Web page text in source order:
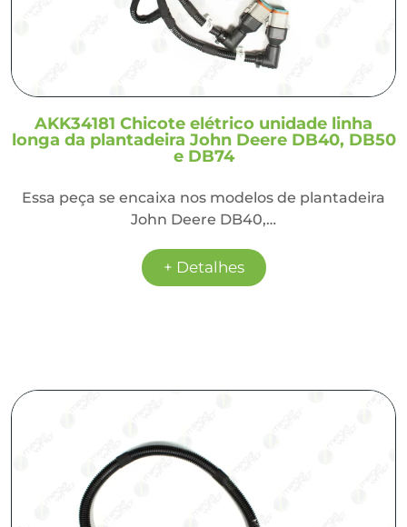
AKK34181 Chicote elétrico unidade linha
longa da plantadeira John Deere DB40, DB50
e DB74
Essa peça se encaixa nos modelos de plantadeira
John Deere DB40,…
+ Detalhes